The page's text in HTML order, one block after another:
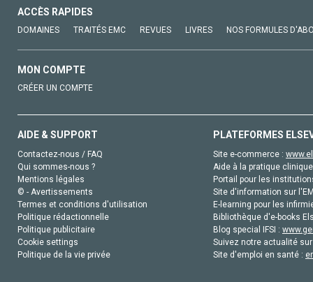
ACCÈS RAPIDES
DOMAINES TRAITÉS EMC REVUES LIVRES NOS FORMULES
MON COMPTE
CRÉER UN COMPTE
AIDE & SUPPORT
Contactez-nous / FAQ
Qui sommes-nous ?
Mentions légales
© - Avertissements
Termes et conditions d'utilisation
Politique rédactionnelle
Politique publicitaire
Cookie settings
Politique de la vie privée
PLATEFORMES
Site e-commerce :
Aide à la pratique
Portail pour les
Site d'information sur
E-learning pour les
Bibliothèque d'e-books
Blog special IFSI :
Suivez notre actualité
Site d'emploi en santé :